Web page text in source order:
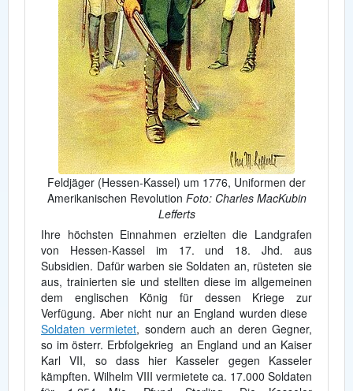
Feldjäger (Hessen-Kassel) um 1776, Uniformen der
Amerikanischen Revolution Foto: Charles MacKubin
Lefferts
Ihre höchsten Einnahmen erzielten die Landgrafen
von Hessen-Kassel im 17. und 18. Jhd. aus
Subsidien. Dafür warben sie Soldaten an, rüsteten sie
aus, trainierten sie und stellten diese im allgemeinen
dem englischen König für dessen Kriege zur
Verfügung. Aber nicht nur an England wurden diese
Soldaten vermietet, sondern auch an deren Gegner,
so im österr. Erbfolgekrieg an England und an Kaiser
Karl VII, so dass hier Kasseler gegen Kasseler
kämpften. Wilhelm VIII vermietete ca. 17.000 Soldaten